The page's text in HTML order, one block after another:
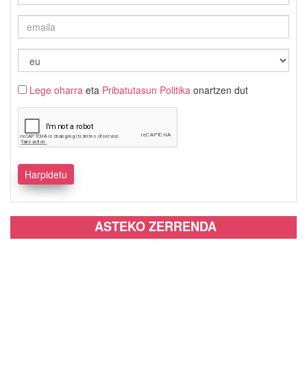
Lege oharra eta Pribatutasun Politika onartzen dut
ASTEKO ZERRENDA